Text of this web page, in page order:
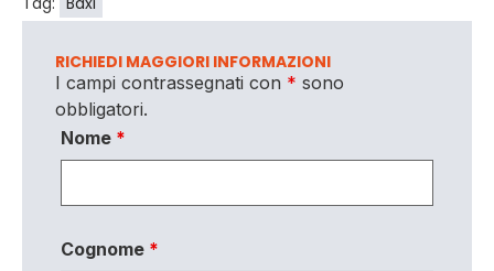
RICHIEDI MAGGIORI INFORMAZIONI
I campi contrassegnati con * sono
obbligatori.
Nome *
Cognome *